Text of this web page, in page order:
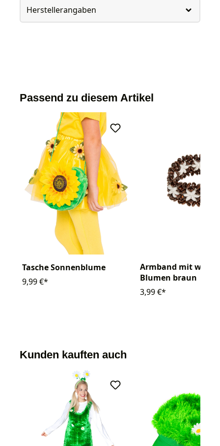
Herstellerangaben
Passend zu diesem Artikel
Tasche Sonnenblume
9,99 €*
Armband mit
Blumen braun
3,99 €*
Kunden kauften auch